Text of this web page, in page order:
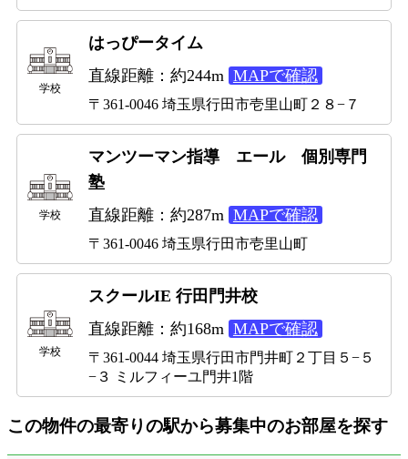
学校
はっぴータイム
直線距離：約244m MAPで確認
〒361-0046 埼玉県行田市壱里山町２８−７
学校
マンツーマン指導 エール 個別専門
塾
直線距離：約287m MAPで確認
〒361-0046 埼玉県行田市壱里山町
学校
スクールIE 行田門井校
直線距離：約168m MAPで確認
〒361-0044 埼玉県行田市門井町２丁目５−５
−３ ミルフィーユ門井1階
この物件の最寄りの駅から募集中のお部屋を探す